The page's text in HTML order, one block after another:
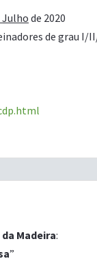
Julho de 2020
de grau I/
Madeira:
”